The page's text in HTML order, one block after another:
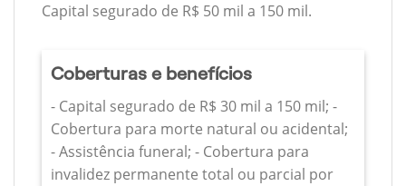
Capital segurado de R$ 50 mil a 150 mil.
Coberturas e benefícios
- Capital segurado de R$ 30 mil a 150 mil; -
Cobertura para morte natural ou acidental;
- Assistência funeral; - Cobertura para
invalidez permanente total ou parcial por